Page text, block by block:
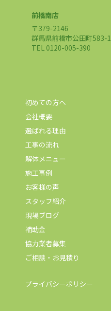
前橋南店
〒379-2146
群馬県前橋市公田町583-1
TEL 0120-005-390
初めての方へ
会社概要
選ばれる理由
工事の流れ
解体メニュー
施工事例
お客様の声
スタッフ紹介
現場ブログ
補助金
協力業者募集
ご相談・お見積り
プライバシーポリシー